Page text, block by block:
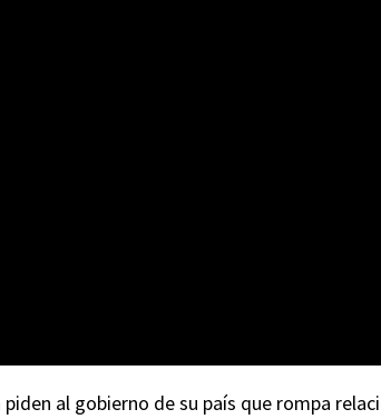
al gobierno de su país que rompa